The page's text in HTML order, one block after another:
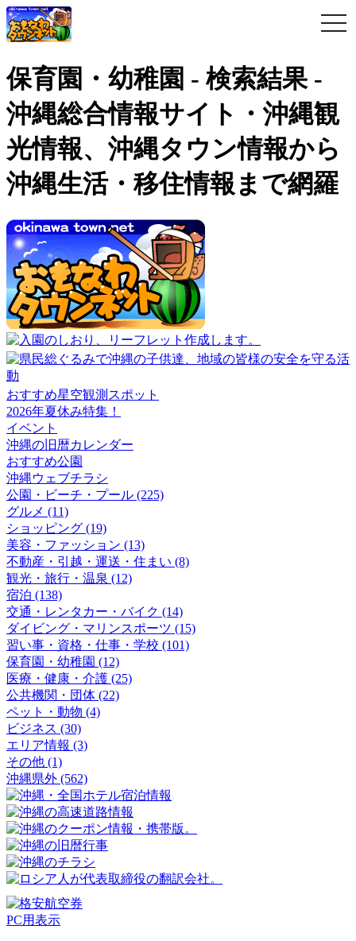
保育園・幼稚園 - 検索結果 -
沖縄総合情報サイト・沖縄観
光情報、沖縄タウン情報から
沖縄生活・移住情報まで網羅
おすすめ星空観測スポット
2026年夏休み特集！
イベント
沖縄の旧暦カレンダー
おすすめ公園
沖縄ウェブチラシ
公園・ビーチ・プール (225)
グルメ (11)
ショッピング (19)
美容・ファッション (13)
不動産・引越・運送・住まい (8)
観光・旅行・温泉 (12)
宿泊 (138)
交通・レンタカー・バイク (14)
ダイビング・マリンスポーツ (15)
習い事・資格・仕事・学校 (101)
保育園・幼稚園 (12)
医療・健康・介護 (25)
公共機関・団体 (22)
ペット・動物 (4)
ビジネス (30)
エリア情報 (3)
その他 (1)
沖縄県外 (562)
PC用表示